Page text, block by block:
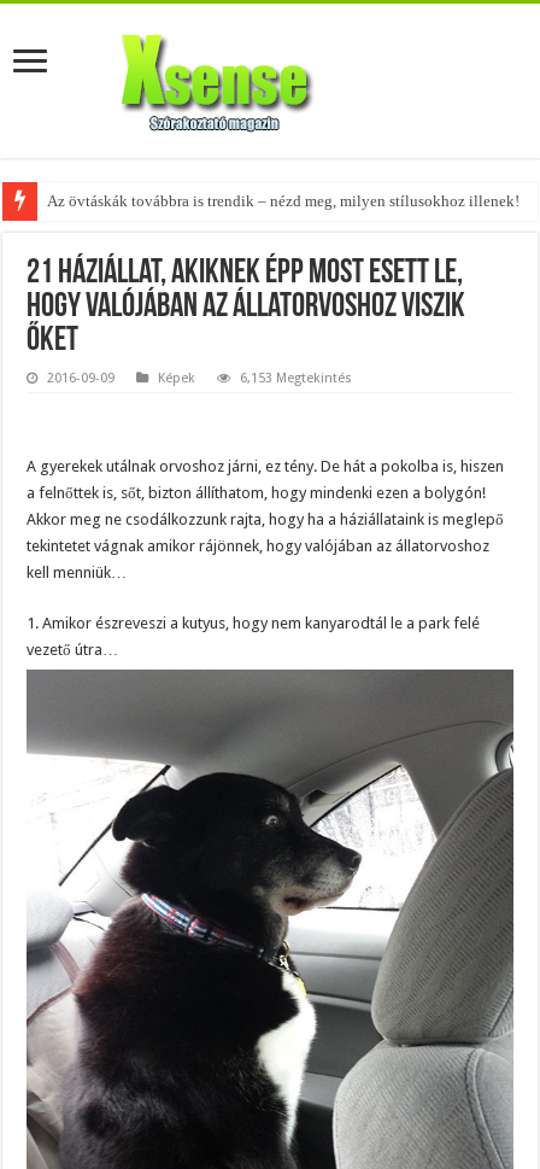
A tökéletes táskák férfiaknak – fedezd fel az 5 legjobb fazont!
21 háziállat, akiknek épp most esett le,
hogy valójában az állatorvoshoz viszik
őket
2016-09-09 Képek 6,153 Megtekintés
A gyerekek utálnak orvoshoz járni, ez tény. De hát a pokolba is, hiszen
a felnőttek is, sőt, bizton állíthatom, hogy mindenki ezen a bolygón!
Akkor meg ne csodálkozzunk rajta, hogy ha a háziállataink is meglepő
tekintetet vágnak amikor rájönnek, hogy valójában az állatorvoshoz
kell menniük…
1. Amikor észreveszi a kutyus, hogy nem kanyarodtál le a park felé
vezető útra…